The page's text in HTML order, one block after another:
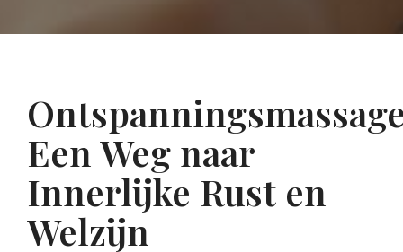
Een Weg naar
Innerlijke Rust en
Welzijn